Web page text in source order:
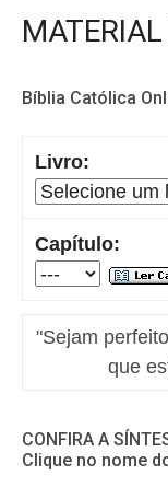
Bíblia Católica
Livro:
Capítulo:
"Sejam
que
CONFIRA A
Clique no nome